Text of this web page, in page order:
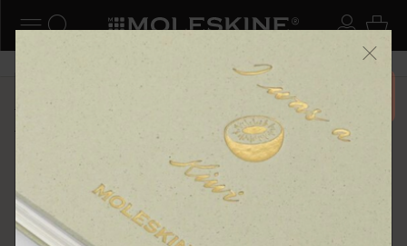
ナビゲーションの切替 ログ
検索 (キーワードなど) カ
6,500円以上のご購入で送料無料 メニ
ーを閉じる
ショップ
Reframe サングラス